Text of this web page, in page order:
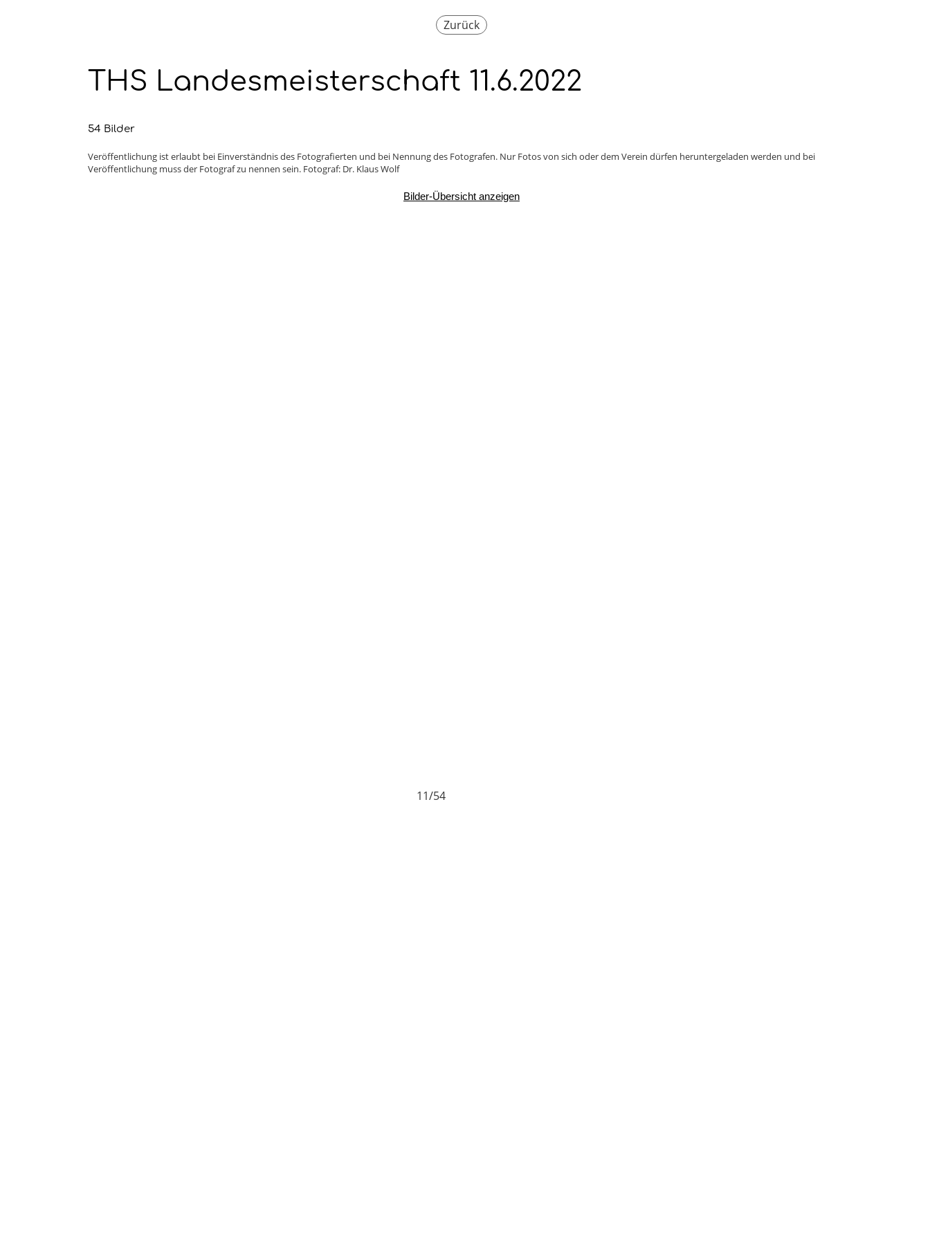
Zurück
THS Landesmeisterschaft 11.6.2022
54 Bilder
Veröffentlichung ist erlaubt bei Einverständnis des Fotografierten und bei Nennung des Fotografen. Nur Fotos von sich oder dem Verein dürfen heruntergeladen werden und bei
Veröffentlichung muss der Fotograf zu nennen sein. Fotograf: Dr. Klaus Wolf
Bilder-Übersicht anzeigen